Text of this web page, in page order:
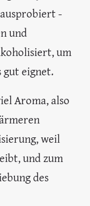
-
und
um
gut eignet.
Aroma, also
weil
und zum
des